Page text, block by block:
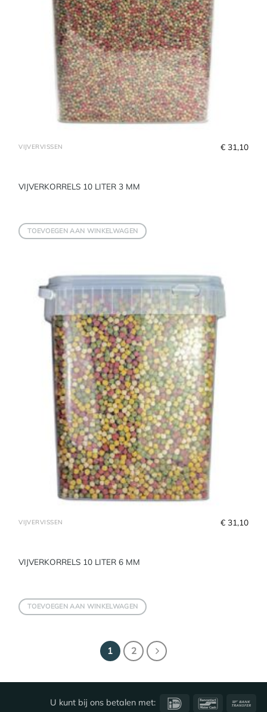
VIJVERVISSEN
VIJVERKORRELS 10 LITER 3 MM
€ 31,10
TOEVOEGEN AAN WINKELWAGEN
VIJVERVISSEN
VIJVERKORRELS 10 LITER 6 MM
€ 31,10
TOEVOEGEN AAN WINKELWAGEN
1 2
U kunt bij ons betalen met: IDeal Bancontact